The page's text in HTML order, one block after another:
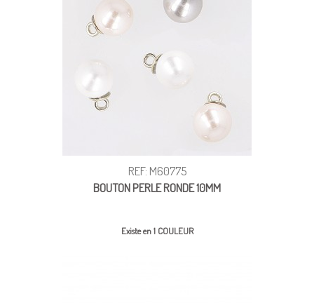
REF: M60775
BOUTON PERLE RONDE 10MM
Existe en 1 COULEUR